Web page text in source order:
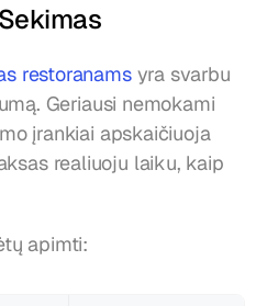
restoranams yra svarbu
Geriausi nemokami
įrankiai apskaičiuoja
realiuoju laiku, kaip
apimti: